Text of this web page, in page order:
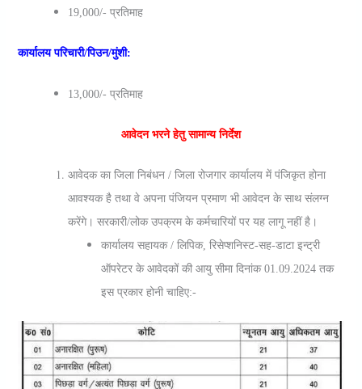
19,000/- प्रतिमाह
कार्यालय परिचारी/पिउन/मुंशी:
13,000/- प्रतिमाह
आवेदन भरने हेतु सामान्‍य निर्देश
आवेदक का जिला निबंधन / जिला रोजगार कार्यालय में पंजिकृत होना
आवश्यक है तथा वे अपना पंजियन प्रमाण भी आवेदन के साथ संलग्न
करेंगे। सरकारी/लोक उपक्रम के कर्मचारियों पर यह लागू नहीं है।
कार्यालय सहायक / लिपिक, रिसेप्शनिस्ट-सह-डाटा इन्ट्री
ऑपरेटर के आवेदकों की आयु सीमा दिनांक 01.09.2024 तक
इस प्रकार होनी चाहिए:-